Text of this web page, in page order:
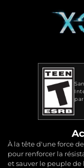
À la tête d'une force
pour renforcer la
et sauver le peuple de